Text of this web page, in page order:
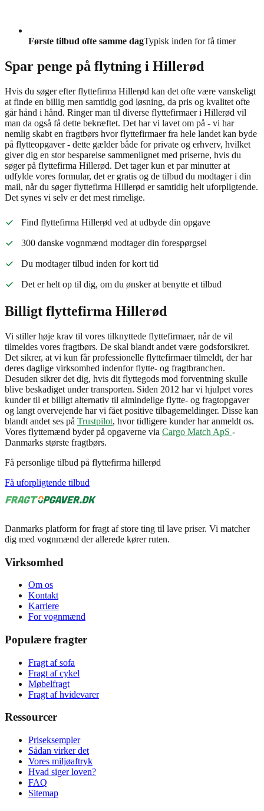
Første tilbud ofte samme dagTypisk inden for få timer
Spar penge på flytning i Hillerød
Hvis du søger efter flyttefirma Hillerød kan det ofte være vanskeligt
at finde en billig men samtidig god løsning, da pris og kvalitet ofte
går hånd i hånd. Ringer man til diverse flyttefirmaer i Hillerød vil
man da også få dette bekræftet. Det har vi lavet om på - vi har
nemlig skabt en fragtbørs hvor flyttefirmaer fra hele landet kan byde
på flytteopgaver - dette gælder både for private og erhverv, hvilket
giver dig en stor besparelse sammenlignet med priserne, hvis du
søger på flyttefirma Hillerød. Det tager kun et par minutter at
udfylde vores formular, det er gratis og de tilbud du modtager i din
mail, når du søger flyttefirma Hillerød er samtidig helt uforpligtende.
Det synes vi selv er det mest rimelige.
Find flyttefirma Hillerød ved at udbyde din opgave
300 danske vognmænd modtager din forespørgsel
Du modtager tilbud inden for kort tid
Det er helt op til dig, om du ønsker at benytte et tilbud
Billigt flyttefirma Hillerød
Vi stiller høje krav til vores tilknyttede flyttefirmaer, når de vil
tilmeldes vores fragtbørs. De skal blandt andet være godsforsikret.
Det sikrer, at vi kun får professionelle flyttefirmaer tilmeldt, der har
deres daglige virksomhed indenfor flytte- og fragtbranchen.
Desuden sikrer det dig, hvis dit flyttegods mod forventning skulle
blive beskadiget under transporten. Siden 2012 har vi hjulpet vores
kunder til et billigt alternativ til almindelige flytte- og fragtopgaver
og langt overvejende har vi fået positive tilbagemeldinger. Disse kan
blandt andet ses på Trustpilot, hvor tidligere kunder har anmeldt os.
Vores flyttemænd byder på opgaverne via Cargo Match ApS -
Danmarks største fragtbørs.
Få personlige tilbud på flyttefirma hillerød
Få uforpligtende tilbud
Danmarks platform for fragt af store ting til lave priser. Vi matcher
dig med vognmænd der allerede kører ruten.
Virksomhed
Om os
Kontakt
Karriere
For vognmænd
Populære fragter
Fragt af sofa
Fragt af cykel
Møbelfragt
Fragt af hvidevarer
Ressourcer
Priseksempler
Sådan virker det
Vores miljøaftryk
Hvad siger loven?
FAQ
Sitemap